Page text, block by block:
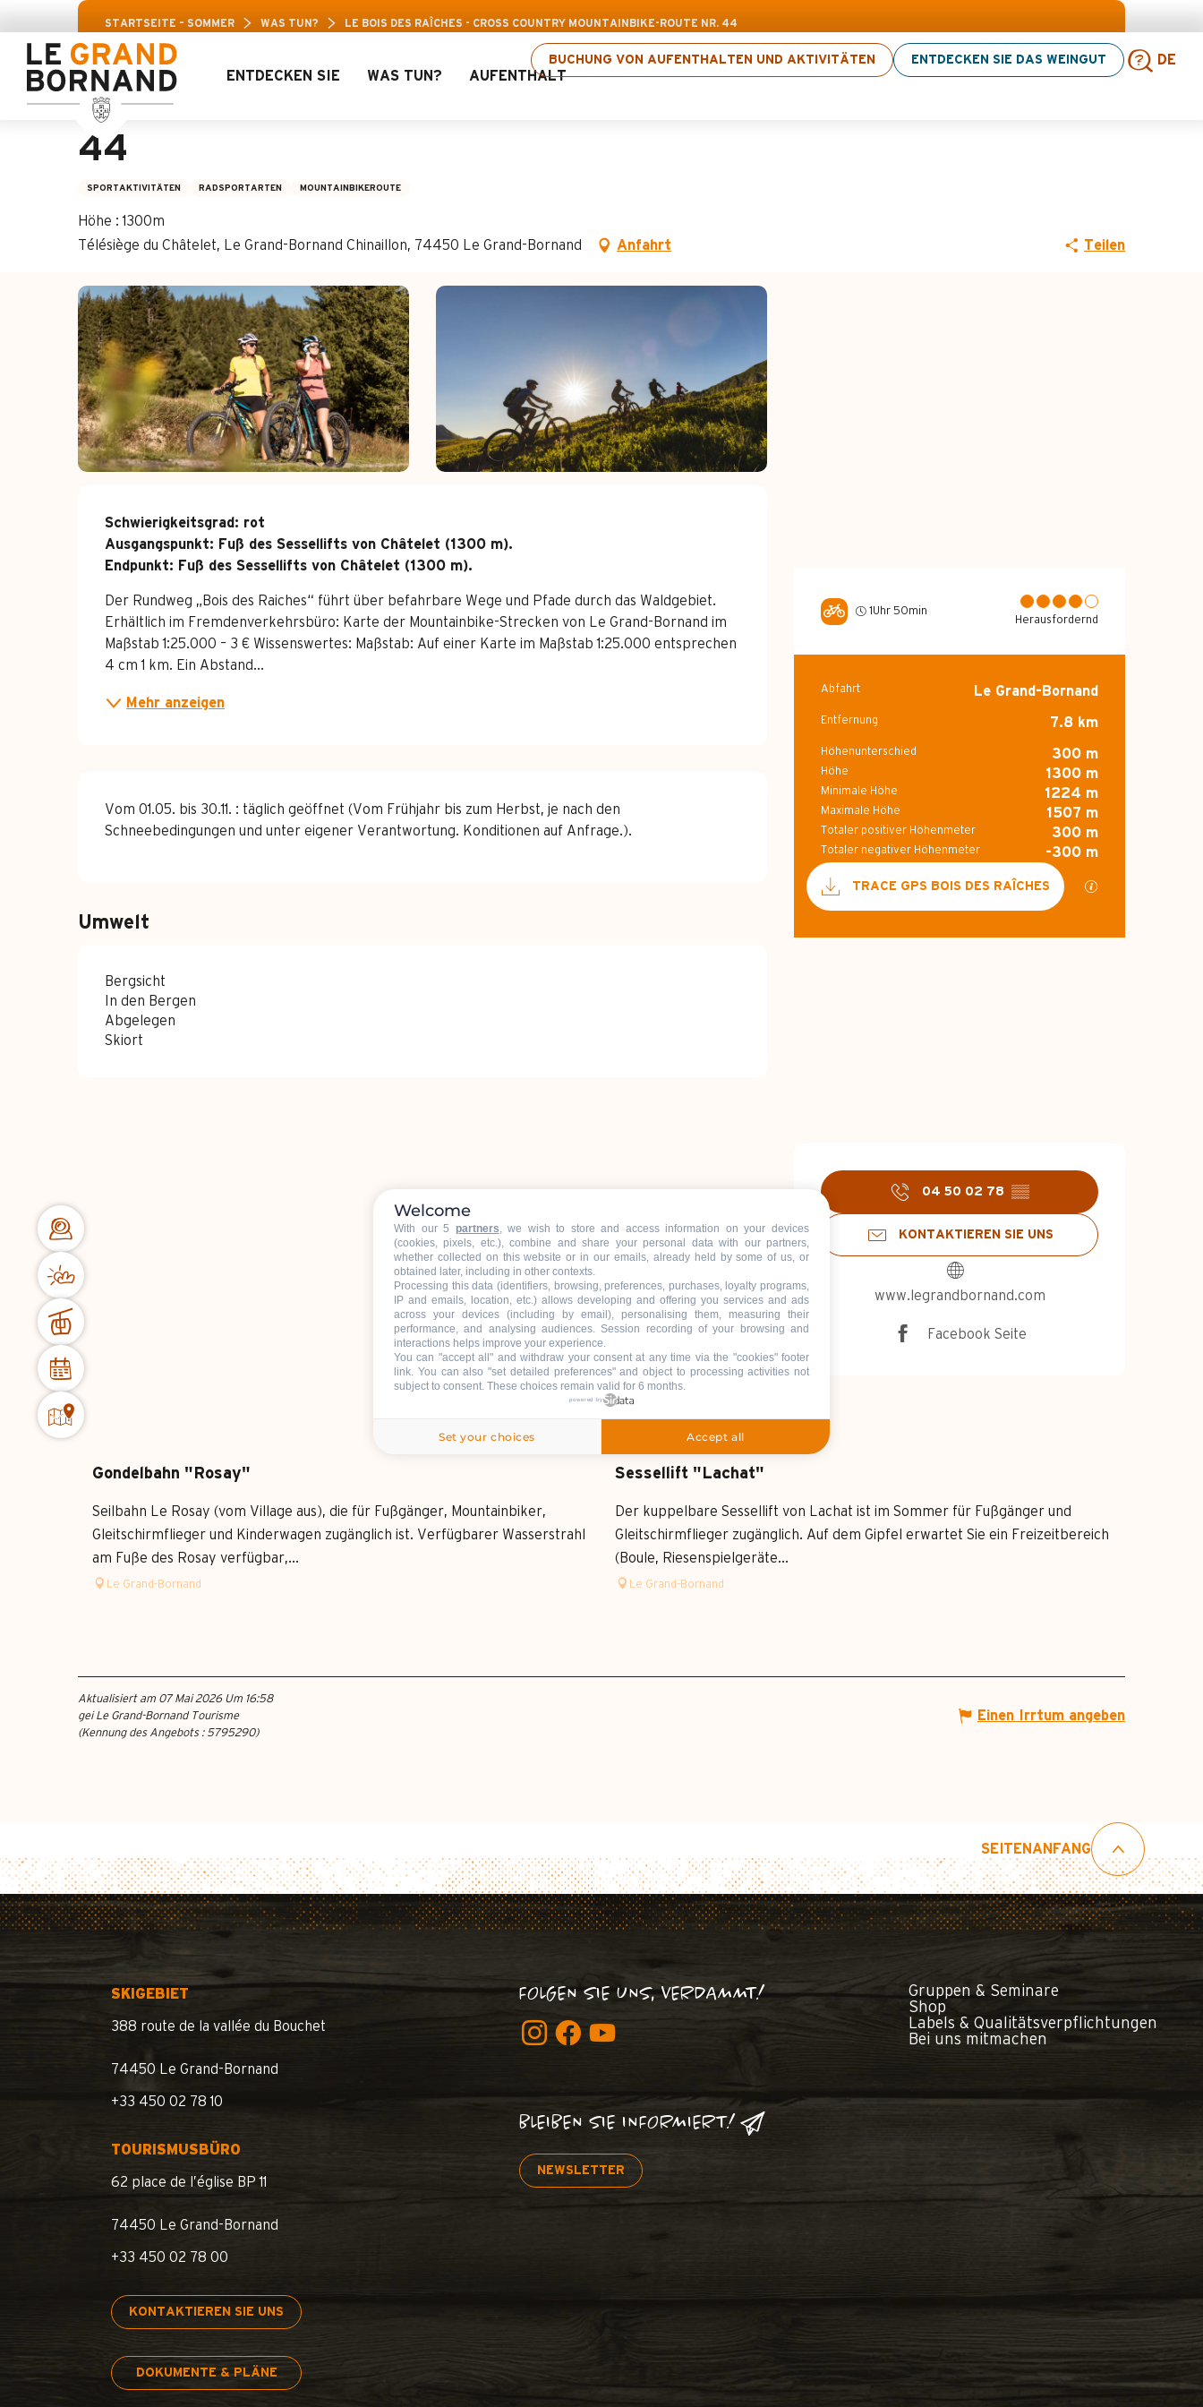
au
contenu
principal
BUCHUNG VON AUFENTHALTEN UND AKTIVITÄTEN ENTDECKEN SIE DAS WEINGUT DE
Aravis-Freizeitpass: Bis zu 30 % Rabatt auf ausgewählte Aktivitäten! > Hier klicken
ENTDECKEN SIE WAS TUN? AUFENTHALT
STARTSEITE – SOMMER WAS TUN? LE BOIS DES RAÎCHES - CROSS COUNTRY MOUNTAINBIKE-ROUTE NR. 44
Le Bois des Raîches - Cross Country Mountainbike-Route Nr.
44
SPORTAKTIVITÄTEN RADSPORTARTEN MOUNTAINBIKEROUTE
Höhe : 1300m
Télésiège du Châtelet, Le Grand-Bornand Chinaillon, 74450 Le Grand-Bornand
Anfahrt Teilen
1Uhr 50min
Herausfordernd
Praktische
Abfahrt Le Grand-Bornand
Entfernung 7.8 km
Höhenunterschied 300 m
Höhe 1300 m
Minimale Höhe 1224 m
Maximale Höhe 1507 m
Totaler positiver Höhenmeter 300 m
Totaler negativer Höhenmeter -300 m
Dokumentation
TRACE GPS BOIS DES RAÎCHES Mit GPX / KML-
Öffnungszeiten
04 50 02 78 ▒▒
KONTAKTIEREN SIE UNS
www.legrandbornand.com
Facebook Seite
Beschreibung
Schwierigkeitsgrad: rot
Ausgangspunkt: Fuß des Sessellifts von Châtelet (1300 m).
Endpunkt: Fuß des Sessellifts von Châtelet (1300 m).
Der Rundweg „Bois des Raiches“ führt über befahrbare Wege und Pfade durch das Waldgebiet.
Erhältlich im Fremdenverkehrsbüro: Karte der Mountainbike-Strecken von Le Grand-Bornand im
Maßstab 1:25.000 – 3 € Wissenswertes: Maßstab: Auf einer Karte im Maßstab 1:25.000 entsprechen
4 cm 1 km. Ein Abstand...
Mehr anzeigen
Vom 01.05. bis 30.11. : täglich geöffnet (Vom Frühjahr bis zum Herbst, je nach den
Schneebedingungen und unter eigener Verantwortung. Konditionen auf Anfrage.).
Umwelt
Bergsicht
In den Bergen
Abgelegen
Skiort
Gondelbahn "Rosay"
Seilbahn Le Rosay (vom Village aus), die für Fußgänger, Mountainbiker,
Gleitschirmflieger und Kinderwagen zugänglich ist. Verfügbarer Wasserstrahl
am Fuße des Rosay verfügbar,...
Le Grand-Bornand
Sessellift "Lachat"
Der kuppelbare Sessellift von Lachat ist im Sommer für Fußgänger und
Gleitschirmflieger zugänglich. Auf dem Gipfel erwartet Sie ein Freizeitbereich
(Boule, Riesenspielgeräte...
Le Grand-Bornand
Aktualisiert am 07 Mai 2026 Um 16:58
gei Le Grand-Bornand Tourisme
(Kennung des Angebots : 5795290)
Einen Irrtum angeben
SEITENANFANG
SKIGEBIET
388 route de la vallée du Bouchet
74450 Le Grand-Bornand
+33 450 02 78 10
TOURISMUSBÜRO
62 place de l’église BP 11
74450 Le Grand-Bornand
+33 450 02 78 00
KONTAKTIEREN SIE UNS
DOKUMENTE & PLÄNE
FOLGEN SIE UNS, VERDAMMT!
BLEIBEN SIE INFORMIERT!
NEWSLETTER
Gruppen & Seminare
Shop
Labels & Qualitätsverpflichtungen
Bei uns mitmachen
Welcome
With our 5 partners , we wish to store and access information on your devices
(cookies, pixels, etc.), combine and share your personal data with our partners,
whether collected on this website or in our emails, already held by some of us, or
obtained later, including in other contexts.
Processing this data (identifiers, browsing, preferences, purchases, loyalty programs,
IP and emails, location, etc.) allows developing and offering you services and ads
across your devices (including by email), personalising them, measuring their
performance, and analysing audiences. Session recording of your browsing and
interactions helps improve your experience.
You can "accept all" and withdraw your consent at any time via the "cookies" footer
link . You can also "set detailed preferences" and object to processing activities not
subject to consent. These choices remain valid for 6 months.
powered by
Set your choices Accept all